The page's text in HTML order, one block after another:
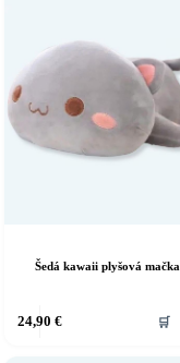
Šedá kawaii plyšová mačka
24,90 € 🛒